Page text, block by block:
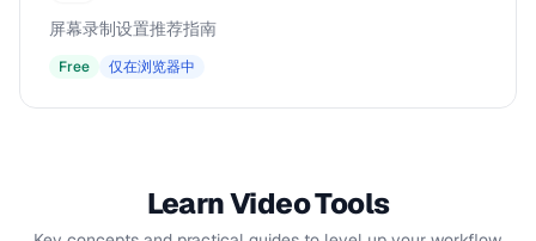
屏幕录制设置推荐指南
Free 仅在浏览器中
Learn Video Tools